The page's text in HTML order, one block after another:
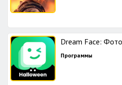
Dream Face:
Программы